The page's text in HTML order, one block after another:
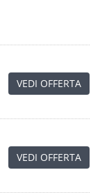
VEDI OFFERTA
VEDI OFFERTA